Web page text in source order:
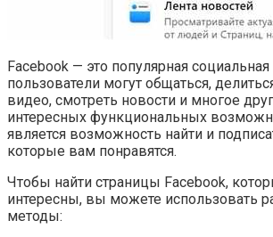
Facebook — это популярная социальная
пользователи могут общаться,
видео, смотреть новости и многое
интересных функциональных
является возможность найти и
которые вам понравятся.
Чтобы найти страницы Facebook,
интересны, вы можете использовать
методы: